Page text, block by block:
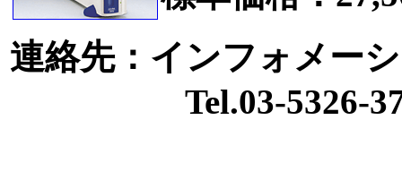
連絡先：インフォメー
Tel.03-5326-